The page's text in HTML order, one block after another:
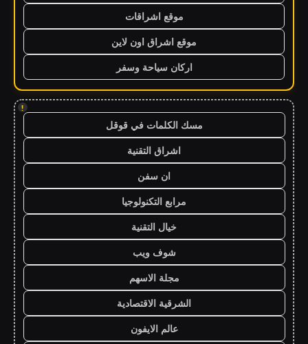
موقع اشراقات
موقع اشراق اون لاين
اركان سياحة وسفر
!
مسك الكلمات في قوقل
اشراق التقنية
ان سفن
مرابع التكنولوجيا
خيال التقنية
شوف ويب
مجلة الاسهم
الشرقية الاقتصادية
عالم الايفون